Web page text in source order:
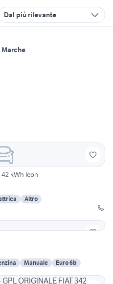
Dal più rilevante
Marche
kWh Icon
Altro
Manuale
Euro 6b